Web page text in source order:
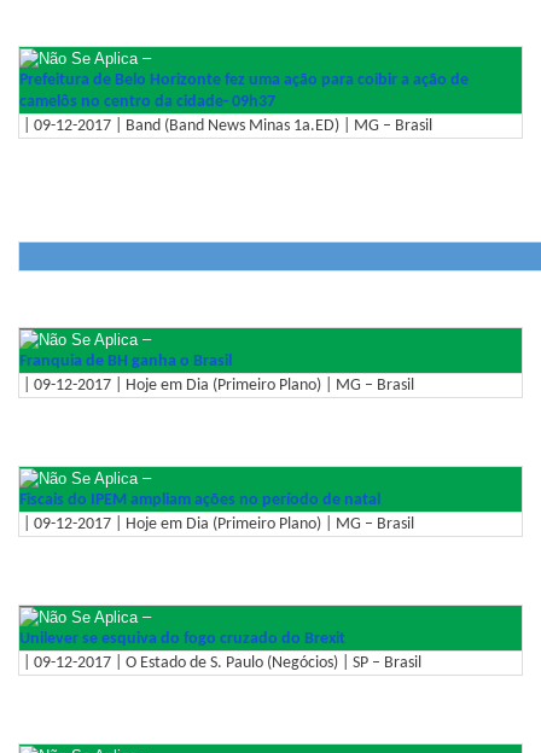
–
Prefeitura de Belo Horizonte fez uma ação para coibir a ação de
camelôs no centro da cidade- 09h37
| 09-12-2017 | Band (Band News Minas 1a.ED) | MG – Brasil
–
Franquia de BH ganha o Brasil
| 09-12-2017 | Hoje em Dia (Primeiro Plano) | MG – Brasil
–
Fiscais do IPEM ampliam ações no período de natal
| 09-12-2017 | Hoje em Dia (Primeiro Plano) | MG – Brasil
–
Unilever se esquiva do fogo cruzado do Brexit
| 09-12-2017 | O Estado de S. Paulo (Negócios) | SP – Brasil